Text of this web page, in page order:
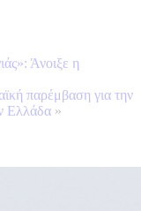
Άνοιξε η
παρέμβαση για την
Ελλάδα »